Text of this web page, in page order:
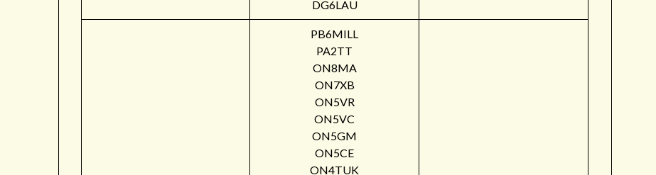
DG6LAU
PB6MILL
PA2TT
ON8MA
ON7XB
ON5VR
ON5VC
ON5GM
ON5CE
ON4TUK